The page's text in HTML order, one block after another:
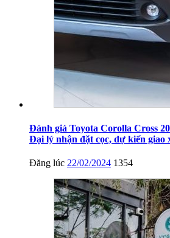
Đánh giá Toyota Corolla Cross
Đại lý nhận đặt cọc, dự kiến giao
Đăng lúc 22/02/2024 1354